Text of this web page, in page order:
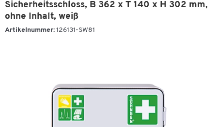
Sicherheitsschloss, B 362 x T 140 x H 302 mm,
ohne Inhalt, weiß
Artikelnummer: 126131-SW81